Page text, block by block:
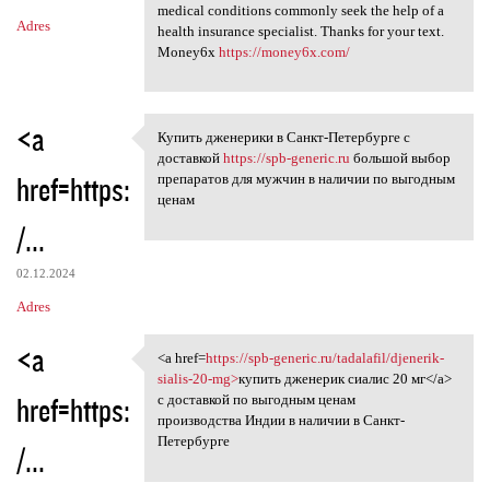
Adres
medical conditions commonly seek the help of a
health insurance specialist. Thanks for your text.
Money6x https://money6x.com/
<a
href=https:
/...
02.12.2024
Adres
Купить дженерики в Санкт
Купить дженерики в Санкт-Петербурге с
доставкой https://spb-generic.ru большой выбор
препаратов для мужчин в наличии по выгодным
ценам
<a
href=https:
/...
<a href=https://spb-generic
<a href=https://spb-generic.ru/tadalafil/djenerik-
sialis-20-mg>купить дженерик сиалис 20 мг</a>
с доставкой по выгодным ценам
производства Индии в наличии в Санкт-
Петербурге